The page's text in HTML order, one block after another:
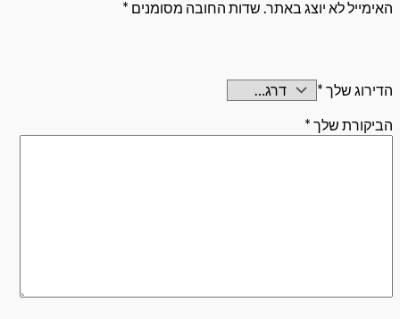
לא יוצג באתר.שדות החובה מסומנים *
*
שלך*